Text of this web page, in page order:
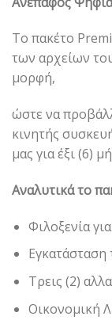
Το πακέτο
των αρχείων
μορφή,
ώστε να
κινητής
μας για έξι (6)
Αναλυτικά το
Φιλοξενία
Τρεις (2)
Οικονομική